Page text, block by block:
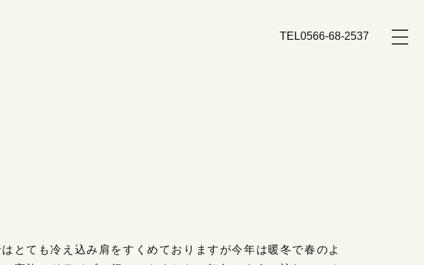
TEL0566-68-2537
とても冷え込み肩をすくめておりますが今年は暖冬で春のよ